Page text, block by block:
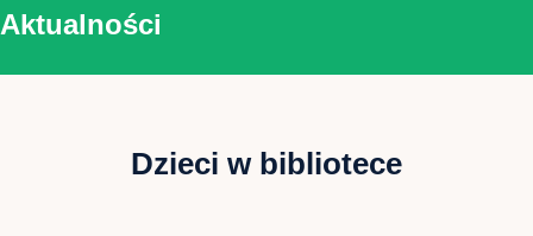
Aktualności
Dzieci w bibliotece